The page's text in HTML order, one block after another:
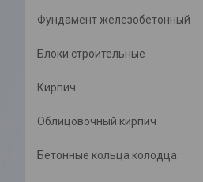
Фундамент железобетонный
Блоки строительные
Кирпич
Облицовочный кирпич
Бетонные кольца колодца